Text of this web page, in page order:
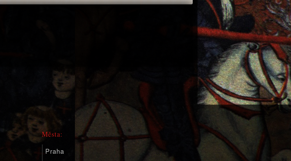
Města:
Praha